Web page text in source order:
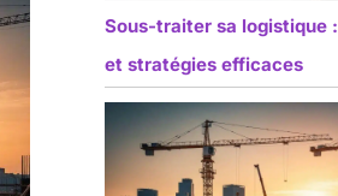
Sous-traiter sa logistique
et stratégies efficaces